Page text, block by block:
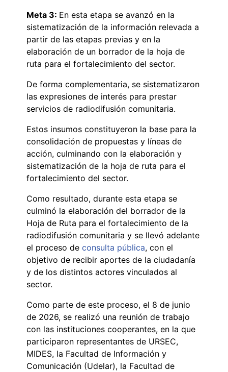
Meta 3: En esta etapa se avanzó en la
sistematización de la información relevada a
partir de las etapas previas y en la
elaboración de un borrador de la hoja de
ruta para el fortalecimiento del sector.
De forma complementaria, se sistematizaron
las expresiones de interés para prestar
servicios de radiodifusión comunitaria.
Estos insumos constituyeron la base para la
consolidación de propuestas y líneas de
acción, culminando con la elaboración y
sistematización de la hoja de ruta para el
fortalecimiento del sector.
Como resultado, durante esta etapa se
culminó la elaboración del borrador de la
Hoja de Ruta para el fortalecimiento de la
radiodifusión comunitaria y se llevó adelante
el proceso de consulta pública, con el
objetivo de recibir aportes de la ciudadanía
y de los distintos actores vinculados al
sector.
Como parte de este proceso, el 8 de junio
de 2026, se realizó una reunión de trabajo
con las instituciones cooperantes, en la que
participaron representantes de URSEC,
MIDES, la Facultad de Información y
Comunicación (Udelar), la Facultad de